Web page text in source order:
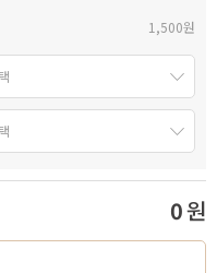
1,500원
0원